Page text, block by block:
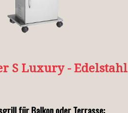
S Luxury - Edelstahl